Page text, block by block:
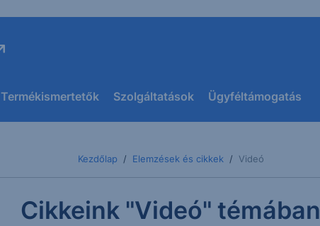
Termékismertetők Szolgáltatások Ügyféltámogatás
Kezdőlap Elemzések és cikkek Videó
Cikkeink "Videó" témában